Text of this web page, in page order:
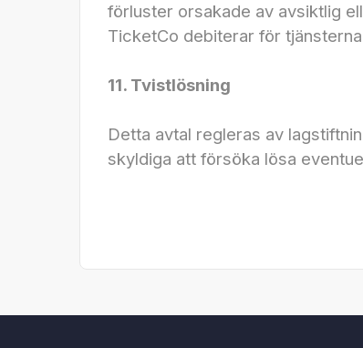
förluster orsakade av avsiktlig
TicketCo debiterar för
11. Tvistlösning
Detta avtal regleras av
skyldiga att försöka lösa